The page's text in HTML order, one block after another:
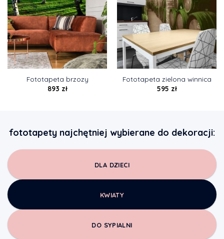
Fototapeta brzozy
893 zł
Fototapeta zielona winnica
595 zł
fototapety najchętniej wybierane do dekoracji:
DLA DZIECI
KWIATY
DO SYPIALNI